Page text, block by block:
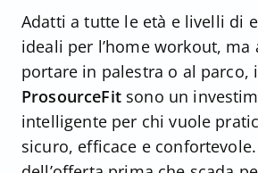
Adatti a tutte le età e livelli di
ideali per l’home workout, ma
portare in palestra o al parco, i
ProsourceFitsono un
intelligente per chi vuole
sicuro, efficace e